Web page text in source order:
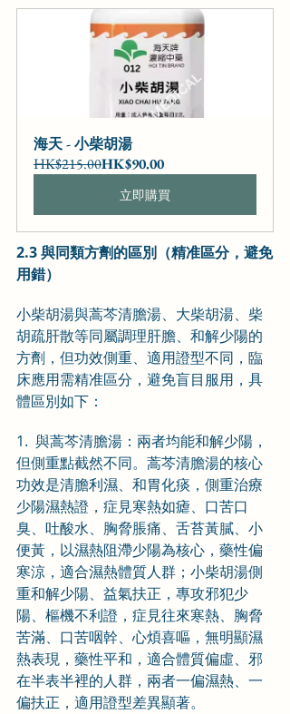
海天 - 小柴胡湯
HK$215.00HK$90.00
立即購買
2.3 與同類方劑的區別（精准區分，避免
用錯）
小柴胡湯與蒿芩清膽湯、大柴胡湯、柴
胡疏肝散等同屬調理肝膽、和解少陽的
方劑，但功效側重、適用證型不同，臨
床應用需精准區分，避免盲目服用，具
體區別如下：
1.  與蒿芩清膽湯：兩者均能和解少陽，
但側重點截然不同。蒿芩清膽湯的核心
功效是清膽利濕、和胃化痰，側重治療
少陽濕熱證，症見寒熱如瘧、口苦口
臭、吐酸水、胸脅脹痛、舌苔黃膩、小
便黃，以濕熱阻滯少陽為核心，藥性偏
寒涼，適合濕熱體質人群；小柴胡湯側
重和解少陽、益氣扶正，專攻邪犯少
陽、樞機不利證，症見往來寒熱、胸脅
苦滿、口苦咽幹、心煩喜嘔，無明顯濕
熱表現，藥性平和，適合體質偏虛、邪
在半表半裡的人群，兩者一偏濕熱、一
偏扶正，適用證型差異顯著。